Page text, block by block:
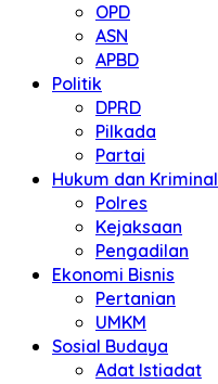
OPD
ASN
APBD
Politik
DPRD
Pilkada
Partai
Hukum dan Kriminal
Polres
Kejaksaan
Pengadilan
Ekonomi Bisnis
Pertanian
UMKM
Sosial Budaya
Adat Istiadat